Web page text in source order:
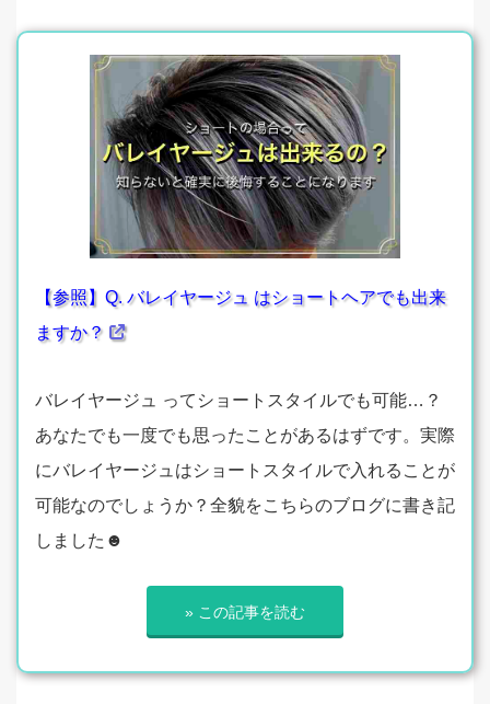
【参照】Q. バレイヤージュ はショートヘアでも出来
ますか？
バレイヤージュ ってショートスタイルでも可能…？
あなたでも一度でも思ったことがあるはずです。実際
にバレイヤージュはショートスタイルで入れることが
可能なのでしょうか？全貌をこちらのブログに書き記
しました☻
» この記事を読む